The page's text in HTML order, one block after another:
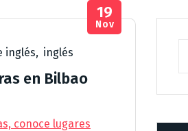
inglés, inglés
19
Nov
en Bilbao
conoce lugares